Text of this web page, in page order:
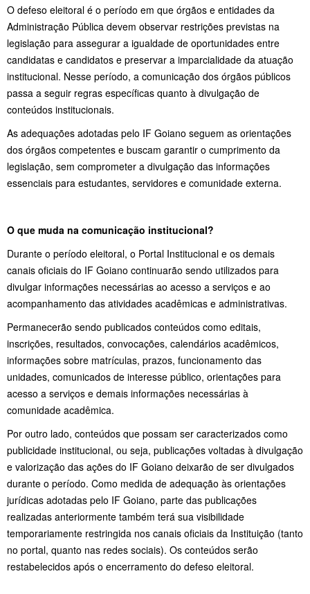
O defeso eleitoral é o período em que órgãos e entidades da
Administração Pública devem observar restrições previstas na
legislação para assegurar a igualdade de oportunidades entre
candidatas e candidatos e preservar a imparcialidade da atuação
institucional. Nesse período, a comunicação dos órgãos públicos
passa a seguir regras específicas quanto à divulgação de
conteúdos institucionais.
As adequações adotadas pelo IF Goiano seguem as orientações
dos órgãos competentes e buscam garantir o cumprimento da
legislação, sem comprometer a divulgação das informações
essenciais para estudantes, servidores e comunidade externa.
O que muda na comunicação institucional?
Durante o período eleitoral, o Portal Institucional e os demais
canais oficiais do IF Goiano continuarão sendo utilizados para
divulgar informações necessárias ao acesso a serviços e ao
acompanhamento das atividades acadêmicas e administrativas.
Permanecerão sendo publicados conteúdos como editais,
inscrições, resultados, convocações, calendários acadêmicos,
informações sobre matrículas, prazos, funcionamento das
unidades, comunicados de interesse público, orientações para
acesso a serviços e demais informações necessárias à
comunidade acadêmica.
Por outro lado, conteúdos que possam ser caracterizados como
publicidade institucional, ou seja, publicações voltadas à divulgação
e valorização das ações do IF Goiano deixarão de ser divulgados
durante o período. Como medida de adequação às orientações
jurídicas adotadas pelo IF Goiano, parte das publicações
realizadas anteriormente também terá sua visibilidade
temporariamente restringida nos canais oficiais da Instituição (tanto
no portal, quanto nas redes sociais). Os conteúdos serão
restabelecidos após o encerramento do defeso eleitoral.